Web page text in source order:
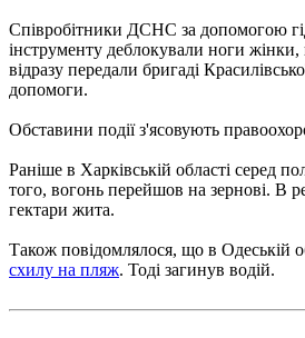
Співробітники ДСНС за допомогою
інструменту деблокували ноги жінки,
відразу передали бригаді
допомоги.
Обставини події з'ясовують
Раніше в Харківській області серед
того, вогонь перейшов на зернові. В
гектари жита.
Також повідомлялося, що в Одеській
схилу на пляж. Тоді загинув водій.